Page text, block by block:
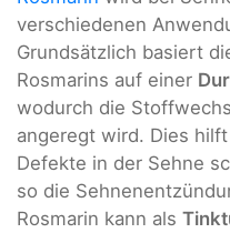
verschiedenen
Grundsätzlich basiert
Rosmarins auf einer
wodurch die
angeregt wird. Dies
Defekte in der Sehne
so die
Rosmarin kann als